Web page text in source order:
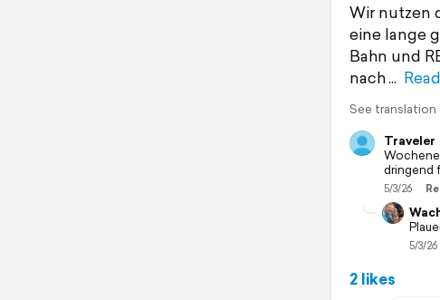
Wir nutzen
eine lange
Bahn und
nach
See translation
Traveler
dringend
5/3/26
5/3/26
2 likes